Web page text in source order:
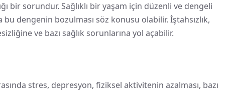
bir sorundur. Sağlıklı bir yaşam için düzenli ve dengeli
dengenin bozulması söz konusu olabilir. İştahsızlık,
ve bazı sağlık sorunlarına yol açabilir.
stres, depresyon, fiziksel aktivitenin azalması, bazı